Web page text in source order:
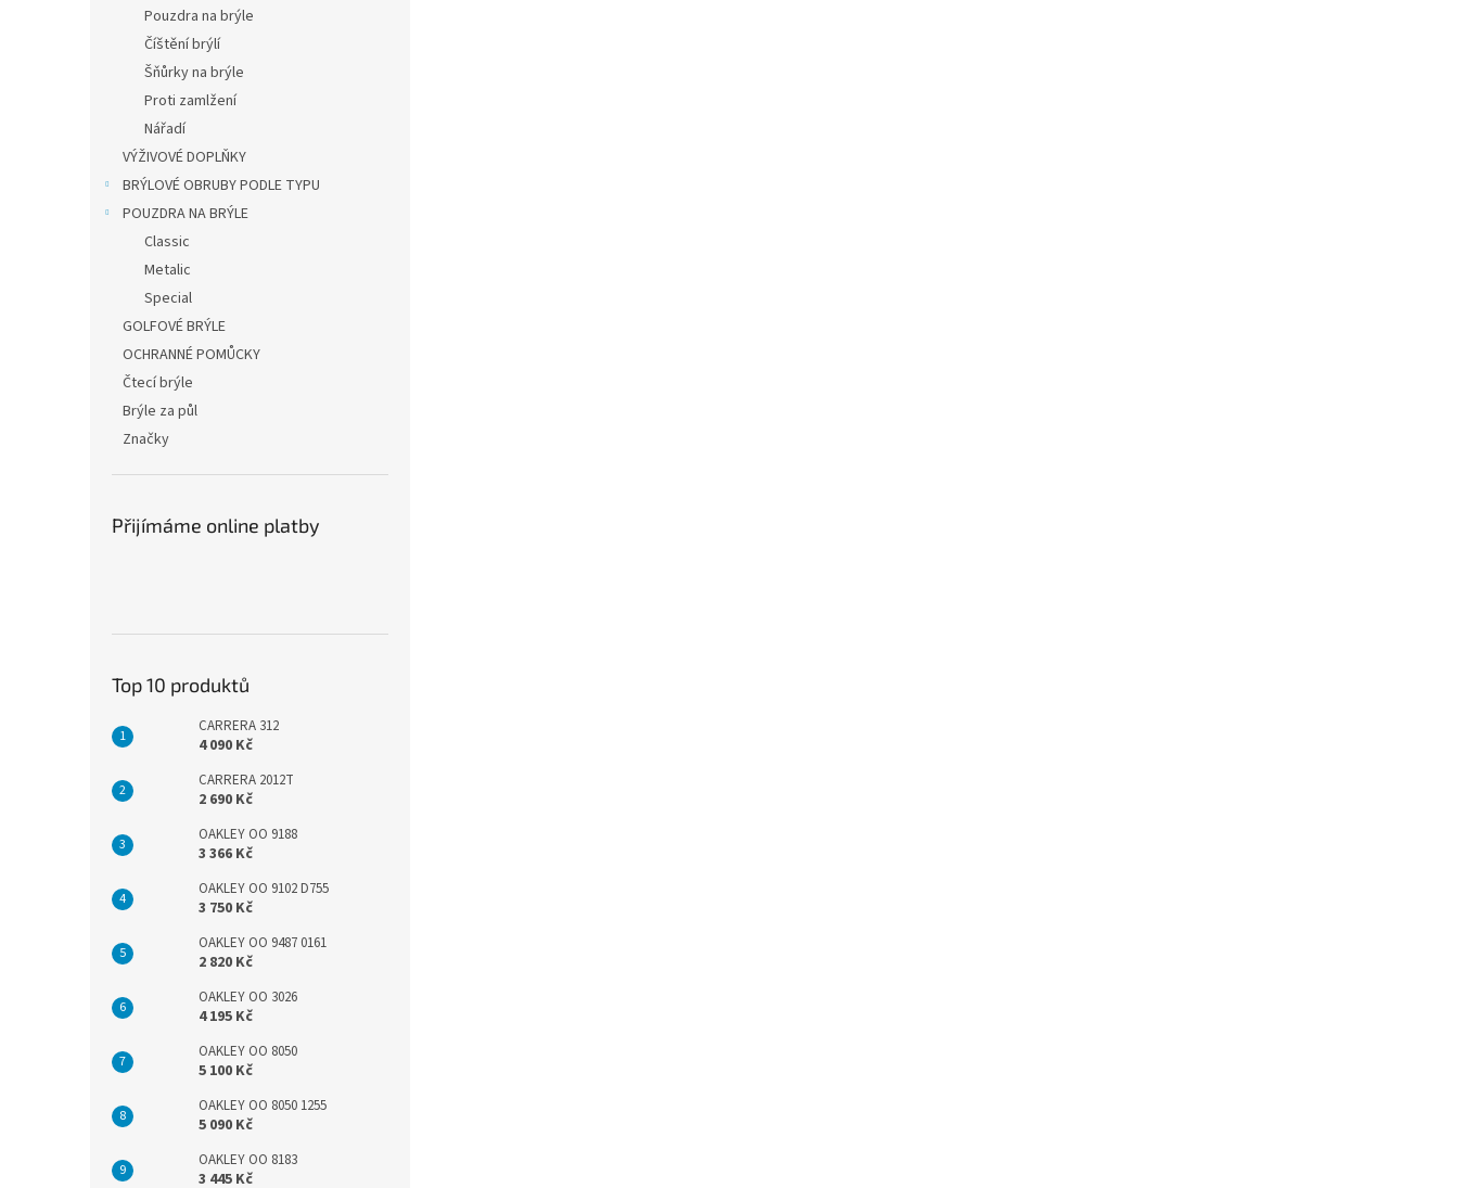
Pouzdra na brýle
Číštění brýlí
Šňůrky na brýle
Proti zamlžení
Nářadí
VÝŽIVOVÉ DOPLŇKY
BRÝLOVÉ OBRUBY PODLE TYPU
POUZDRA NA BRÝLE
Classic
Metalic
Special
GOLFOVÉ BRÝLE
OCHRANNÉ POMŮCKY
Čtecí brýle
Brýle za půl
Značky
Přijímáme online platby
Top 10 produktů
CARRERA 312
4 090 Kč
CARRERA 2012T
2 690 Kč
OAKLEY OO 9188
3 366 Kč
OAKLEY OO 9102 D755
3 750 Kč
OAKLEY OO 9487 0161
2 820 Kč
OAKLEY OO 3026
4 195 Kč
OAKLEY OO 8050
5 100 Kč
OAKLEY OO 8050 1255
5 090 Kč
OAKLEY OO 8183
3 445 Kč